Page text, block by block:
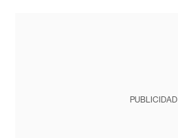
PUBLICIDAD